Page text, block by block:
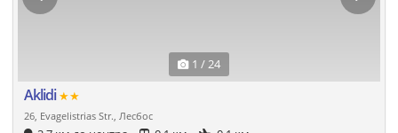
1 / 24
Aklidi★★
26, Evagelistrias Str., Лесбос